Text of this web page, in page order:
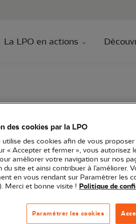
La LPO en actions
de
Sortie nature 81 - Tarn
des cookies par la LPO
des cookies afin de vous
« Accepter et fermer », vous autorisez
améliorer votre navigation sur nos
du site et ainsi contribuer à l’améliorer.
en vous rendant sur Paramétrer les
Merci et bonne visite ! Politique de
Paramétrer les cookies